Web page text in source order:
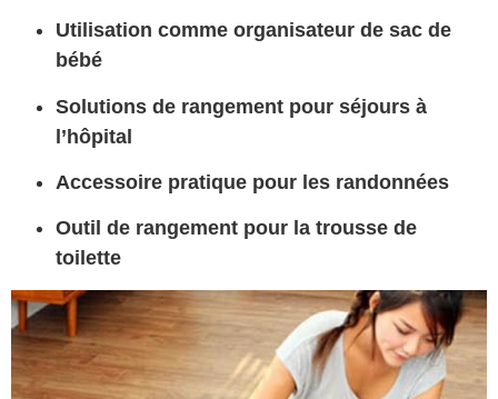
Utilisation comme organisateur de sac de
bébé
Solutions de rangement pour séjours à
l’hôpital
Accessoire pratique pour les randonnées
Outil de rangement pour la trousse de
toilette